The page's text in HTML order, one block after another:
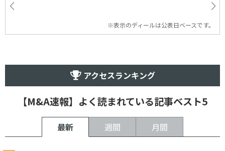
※表示のディールは公表日ベースです。
アクセスランキング
【M&A速報】よく読まれている記事ベスト5
最新 週間 月間